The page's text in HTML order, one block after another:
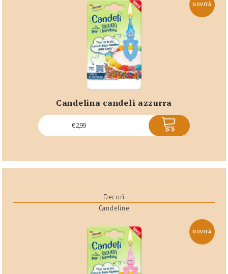
NOVITÀ
candelina candelì azzurra
€2,99 ACQUISTA
Decorì
Candeline
NOVITÀ